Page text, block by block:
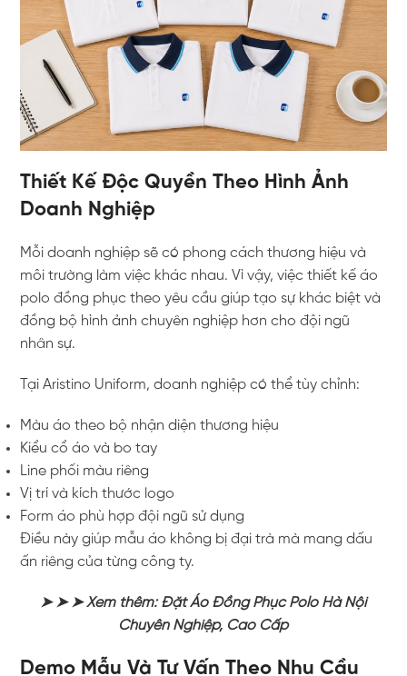
Thiết Kế Độc Quyền Theo Hình Ảnh
Doanh Nghiệp
Mỗi doanh nghiệp sẽ có phong cách thương hiệu và
môi trường làm việc khác nhau. Vì vậy, việc thiết kế áo
polo đồng phục theo yêu cầu giúp tạo sự khác biệt và
đồng bộ hình ảnh chuyên nghiệp hơn cho đội ngũ
nhân sự.
TạiAristino Uniform, doanh nghiệp có thể tùy chỉnh:
Màu áo theo bộ nhận diện thương hiệu
Kiểu cổ áo và bo tay
Line phối màu riêng
Vị trí và kích thước logo
Form áo phù hợp đội ngũ sử dụng
Điều này giúp mẫu áo không bị đại trà mà mang dấu
ấn riêng của từng công ty.
➤ ➤ ➤ Xem thêm: Đặt Áo Đồng Phục Polo Hà Nội
Chuyên Nghiệp, Cao Cấp
Demo Mẫu Và Tư Vấn Theo Nhu Cầu